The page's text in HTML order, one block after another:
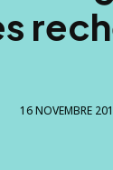
16 NOVEMBRE